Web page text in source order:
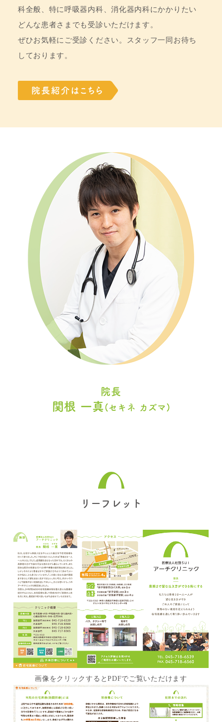
科全般、特に呼吸器内科、消化器内科にかかりたい
どんな患者さまでも受診いただけます。
ぜひお気軽にご受診ください。スタッフ一同お待ち
しております。
院長
関根 一真(セキネ カズマ)
リーフレット
画像をクリックするとPDFでご覧いただけます